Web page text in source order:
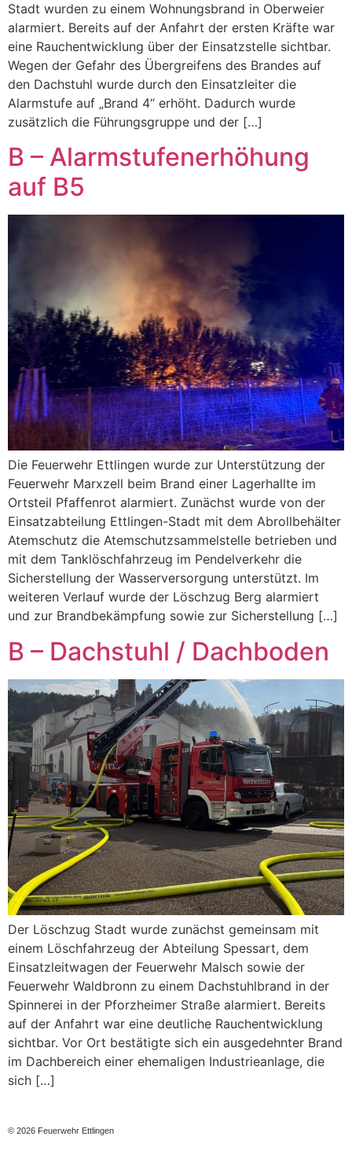
Stadt wurden zu einem Wohnungsbrand in Oberweier
alarmiert. Bereits auf der Anfahrt der ersten Kräfte war
eine Rauchentwicklung über der Einsatzstelle sichtbar.
Wegen der Gefahr des Übergreifens des Brandes auf
den Dachstuhl wurde durch den Einsatzleiter die
Alarmstufe auf „Brand 4“ erhöht. Dadurch wurde
zusätzlich die Führungsgruppe und der […]
B – Alarmstufenerhöhung
auf B5
Die Feuerwehr Ettlingen wurde zur Unterstützung der
Feuerwehr Marxzell beim Brand einer Lagerhallte im
Ortsteil Pfaffenrot alarmiert. Zunächst wurde von der
Einsatzabteilung Ettlingen-Stadt mit dem Abrollbehälter
Atemschutz die Atemschutzsammelstelle betrieben und
mit dem Tanklöschfahrzeug im Pendelverkehr die
Sicherstellung der Wasserversorgung unterstützt. Im
weiteren Verlauf wurde der Löschzug Berg alarmiert
und zur Brandbekämpfung sowie zur Sicherstellung […]
B – Dachstuhl / Dachboden
Der Löschzug Stadt wurde zunächst gemeinsam mit
einem Löschfahrzeug der Abteilung Spessart, dem
Einsatzleitwagen der Feuerwehr Malsch sowie der
Feuerwehr Waldbronn zu einem Dachstuhlbrand in der
Spinnerei in der Pforzheimer Straße alarmiert. Bereits
auf der Anfahrt war eine deutliche Rauchentwicklung
sichtbar. Vor Ort bestätigte sich ein ausgedehnter Brand
im Dachbereich einer ehemaligen Industrieanlage, die
sich […]
© 2026 Feuerwehr Ettlingen